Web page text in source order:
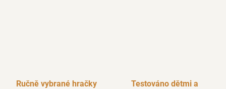
Ručně vybrané hračky
Testováno dětmi a